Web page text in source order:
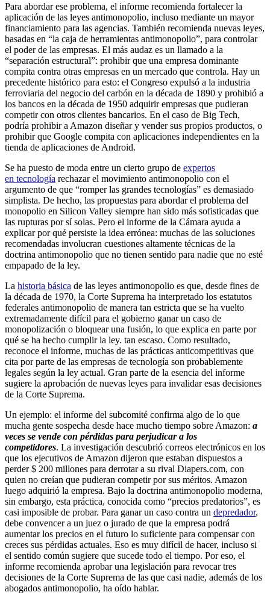
Para abordar ese problema, el informe recomienda fortalecer la
aplicación de las leyes antimonopolio, incluso mediante un mayor
financiamiento para las agencias. También recomienda nuevas leyes,
basadas en “la caja de herramientas antimonopolio”, para controlar
el poder de las empresas. El más audaz es un llamado a la
“separación estructural”: prohibir que una empresa dominante
compita contra otras empresas en un mercado que controla. Hay un
precedente histórico para esto: el Congreso expulsó a la industria
ferroviaria del negocio del carbón en la década de 1890 y prohibió a
los bancos en la década de 1950 adquirir empresas que pudieran
competir con otros clientes bancarios. En el caso de Big Tech,
podría prohibir a Amazon diseñar y vender sus propios productos, o
prohibir que Google compita con aplicaciones independientes en la
tienda de aplicaciones de Android.
Se ha puesto de moda entre un cierto grupo de expertos
en tecnología rechazar el movimiento antimonopolio con el
argumento de que “romper las grandes tecnologías” es demasiado
simplista. De hecho, las propuestas para abordar el problema del
monopolio en Silicon Valley siempre han sido más sofisticadas que
las rupturas por sí solas. Pero el informe de la Cámara ayuda a
explicar por qué persiste la idea errónea: muchas de las soluciones
recomendadas involucran cuestiones altamente técnicas de la
doctrina antimonopolio que no tienen sentido para nadie que no esté
empapado de la ley.
La historia básica de las leyes antimonopolio es que, desde fines de
la década de 1970, la Corte Suprema ha interpretado los estatutos
federales antimonopolio de manera tan estricta que se ha vuelto
extremadamente difícil para el gobierno ganar un caso de
monopolización o bloquear una fusión, lo que explica en parte por
qué se ha hecho cumplir la ley. tan escaso. Como resultado,
reconoce el informe, muchas de las prácticas anticompetitivas que
cita por parte de las empresas de tecnología son probablemente
legales según la ley actual. Gran parte de la esencia del informe
sugiere la aprobación de nuevas leyes para invalidar esas decisiones
de la Corte Suprema.
Un ejemplo: el informe del subcomité confirma algo de lo que
mucha gente sospecha desde hace mucho tiempo sobre Amazon: a
veces se vende con pérdidas para perjudicar a los
competidores. La investigación descubrió correos electrónicos en los
que los ejecutivos de Amazon dijeron que estaban dispuestos a
perder $ 200 millones para derrotar a su rival Diapers.com, con
quien no creían que pudieran competir por sus méritos. Amazon
luego adquirió la empresa. Bajo la doctrina antimonopolio moderna,
sin embargo, esta práctica, conocida como “precios predatorios”, es
casi imposible de probar. Para ganar un caso contra un depredador,
debe convencer a un juez o jurado de que la empresa podrá
aumentar los precios en el futuro lo suficiente para compensar con
creces sus pérdidas actuales. Eso es muy difícil de hacer, incluso si
el sentido común sugiere que sucede todo el tiempo. Por eso, el
informe recomienda aprobar una legislación para revocar tres
decisiones de la Corte Suprema de las que casi nadie, además de los
abogados antimonopolio, ha oído hablar.